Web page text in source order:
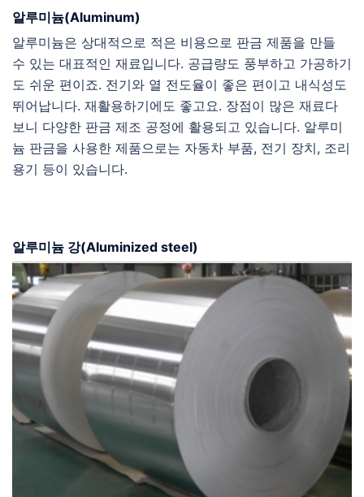
알루미늄(Aluminum)
알루미늄은 상대적으로 적은 비용으로 판금 제품을 만들
수 있는 대표적인 재료입니다. 공급량도 풍부하고 가공하기
도 쉬운 편이죠. 전기와 열 전도율이 좋은 편이고 내식성도
뛰어납니다. 재활용하기에도 좋고요. 장점이 많은 재료다
보니 다양한 판금 제조 공정에 활용되고 있습니다. 알루미
늄 판금을 사용한 제품으로는 자동차 부품, 전기 장치, 조리
용기 등이 있습니다.
알루미늄 강(Aluminized steel)